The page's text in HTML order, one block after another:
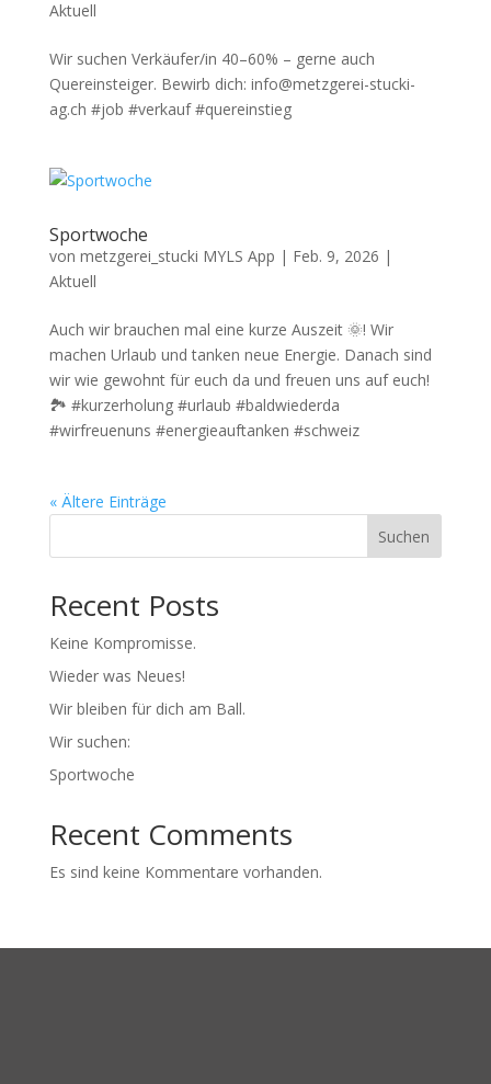
Aktuell
Wir suchen Verkäufer/in 40–60% – gerne auch
Quereinsteiger. Bewirb dich: info@metzgerei-stucki-
ag.ch #job #verkauf #quereinstieg
Sportwoche
von metzgerei_stucki MYLS App | Feb. 9, 2026 |
Aktuell
Auch wir brauchen mal eine kurze Auszeit 🌞! Wir
machen Urlaub und tanken neue Energie. Danach sind
wir wie gewohnt für euch da und freuen uns auf euch!
🏞️ #kurzerholung #urlaub #baldwiederda
#wirfreuenuns #energieauftanken #schweiz
« Ältere Einträge
Suchen
Recent Posts
Keine Kompromisse.
Wieder was Neues!
Wir bleiben für dich am Ball.
Wir suchen:
Sportwoche
Recent Comments
Es sind keine Kommentare vorhanden.